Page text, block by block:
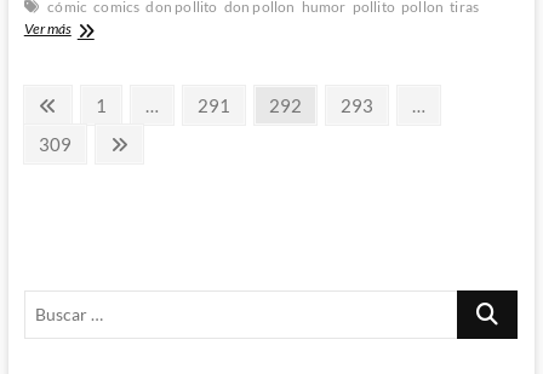
Pollón
cómic comics don pollito don pollon humor pollito pollon tiras
Ver másTom
Cross-
over
Paginación
de
PáginaPágina
1 … Página
291 Página
292 Página
293
…
Página
309
Página
Buscar